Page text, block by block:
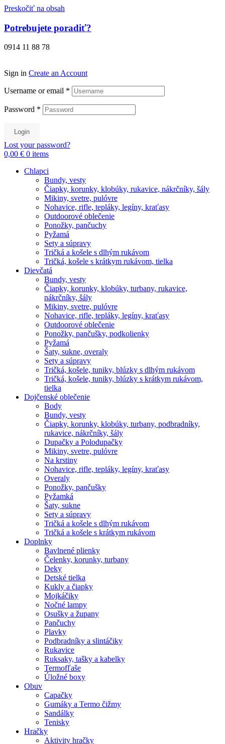
Preskočiť na obsah
Potrebujete poradiť?
0914 11 88 78
Sign in Create an Account
Username or email *
Password *
Login
Lost your password?
0,00 € 0 items
Chlapci
Bundy, vesty
Čiapky, korunky, klobúky, rukavice, nákrčníky, šály
Mikiny, svetre, pulóvre
Nohavice, rifle, tepláky, legíny, kraťasy
Outdoorové oblečenie
Ponožky, pančuchy
Pyžamá
Sety a súpravy
Tričká a košele s dlhým rukávom
Tričká, košele s krátkym rukávom, tielka
Dievčatá
Bundy, vesty
Čiapky, korunky, klobúky, turbany, rukavice,
nákrčníky, šály
Mikiny, svetre, pulóvre
Nohavice, rifle, tepláky, legíny, kraťasy
Outdoorové oblečenie
Ponožky, pančušky, podkolienky
Pyžamá
Šaty, sukne, overaly
Sety a súpravy
Tričká, košele, tuniky, blúzky s dlhým rukávom
Tričká, košele, tuniky, blúzky s krátkym rukávom,
tielka
Dojčenské oblečenie
Body
Bundy, vesty
Čiapky, korunky, klobúky, turbany, podbradníky,
rukavice, nákrčníky, šály
Dupačky a Polodupačky
Mikiny, svetre, pulóvre
Na krstiny
Nohavice, rifle, tepláky, legíny, kraťasy
Overaly
Ponožky, pančušky
Pyžamká
Šaty, sukne
Sety a súpravy
Tričká a košele s dlhým rukávom
Tričká a košele s krátkym rukávom
Doplnky
Bavlnené plienky
Čelenky, korunky, turbany
Deky
Detské tielka
Kukly a čiapky
Mojkáčiky
Nočné lampy
Osušky a župany
Pančuchy
Plavky
Podbradníky a slintáčiky
Rukavice
Ruksaky, tašky a kabelky
Termofľaše
Úložné boxy
Obuv
Capačky
Gumáky a Termo čižmy
Sandálky
Tenisky
Hračky
Aktivity hračky